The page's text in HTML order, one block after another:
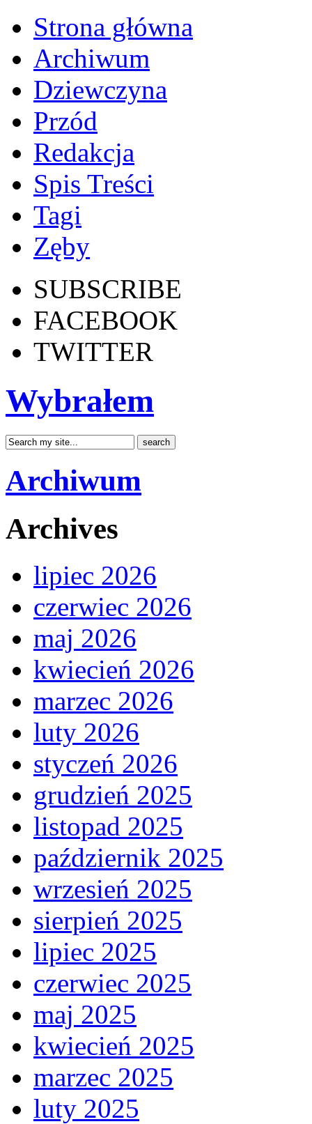
Strona główna
Archiwum
Dziewczyna
Przód
Redakcja
Spis Treści
Tagi
Zęby
SUBSCRIBE
FACEBOOK
TWITTER
Wybrałem
Archiwum
Archives
lipiec 2026
czerwiec 2026
maj 2026
kwiecień 2026
marzec 2026
luty 2026
styczeń 2026
grudzień 2025
listopad 2025
październik 2025
wrzesień 2025
sierpień 2025
lipiec 2025
czerwiec 2025
maj 2025
kwiecień 2025
marzec 2025
luty 2025